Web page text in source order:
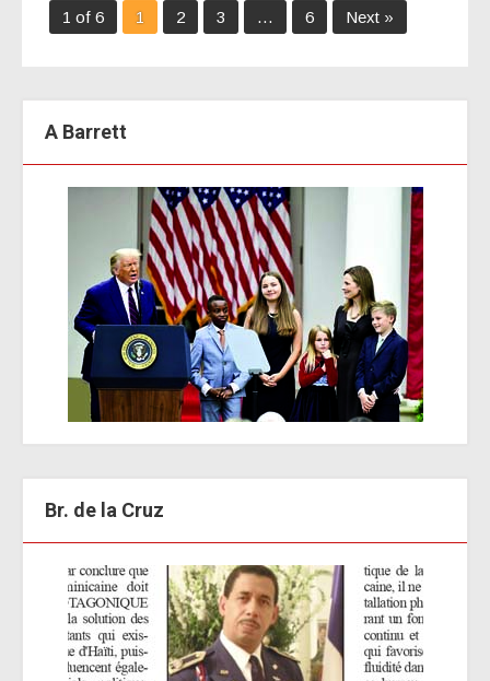
1 of 6 1 2 3 … 6 Next »
A Barrett
Br. de la Cruz